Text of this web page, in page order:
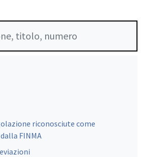
riconosciute come
FINMA